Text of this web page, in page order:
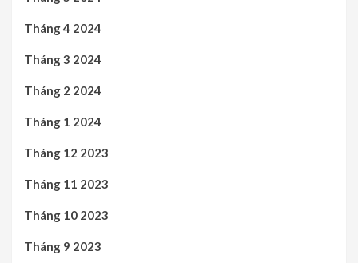
Tháng 4 2024
Tháng 3 2024
Tháng 2 2024
Tháng 1 2024
Tháng 12 2023
Tháng 11 2023
Tháng 10 2023
Tháng 9 2023